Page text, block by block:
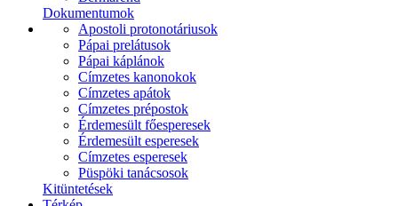
Dokumentumok
Apostoli protonotáriusok
Pápai prelátusok
Pápai káplánok
Címzetes kanonokok
Címzetes apátok
Címzetes prépostok
Érdemesült főesperesek
Érdemesült esperesek
Címzetes esperesek
Püspöki tanácsosok
Kitüntetések